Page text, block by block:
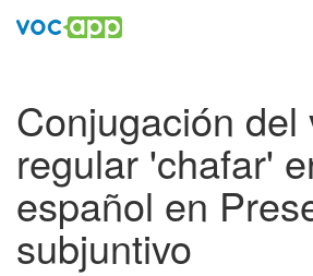
Conjugación del
regular 'chafar'
español en
subjuntivo